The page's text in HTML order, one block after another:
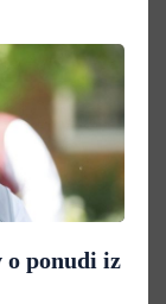
o ponudi iz